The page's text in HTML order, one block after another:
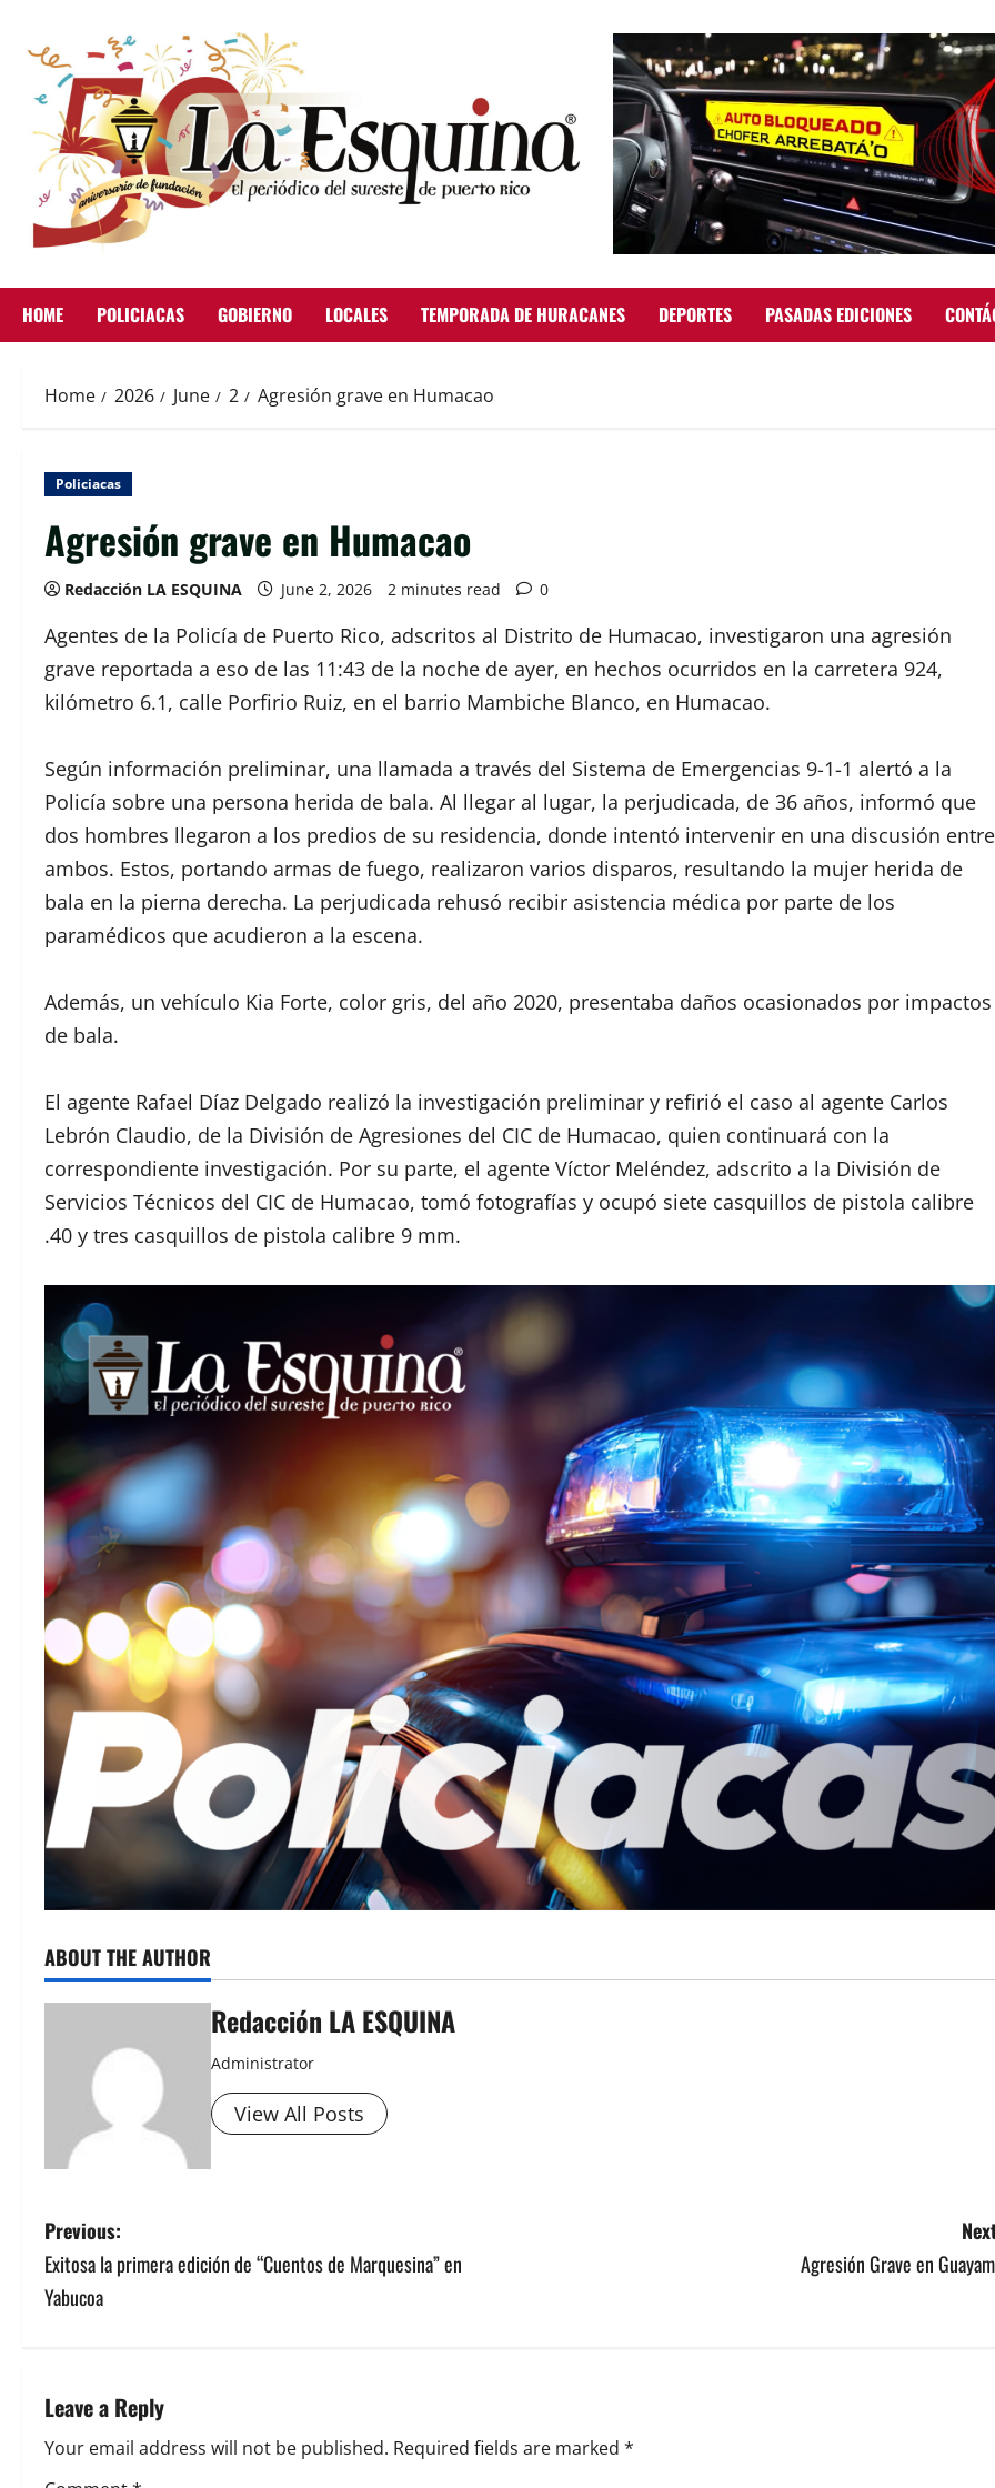
content
HOME POLICIACAS GOBIERNO LOCALES TEMPORADA DE HURACANES DEPORTES PASADAS EDICIONES
Home 2026 June 2 Agresión grave en Humacao
Policiacas
Agresión grave en Humacao
Redacción LA ESQUINA June 2, 2026 2 minutes read 0
Agentes de la Policía de Puerto Rico, adscritos al Distrito de Humacao, investigaron una agresión
grave reportada a eso de las 11:43 de la noche de ayer, en hechos ocurridos en la carretera 924,
kilómetro 6.1, calle Porfirio Ruiz, en el barrio Mambiche Blanco, en Humacao.
Según información preliminar, una llamada a través del Sistema de Emergencias 9-1-1 alertó a la
Policía sobre una persona herida de bala. Al llegar al lugar, la perjudicada, de 36 años, informó que
dos hombres llegaron a los predios de su residencia, donde intentó intervenir en una discusión entre
ambos. Estos, portando armas de fuego, realizaron varios disparos, resultando la mujer herida de
bala en la pierna derecha. La perjudicada rehusó recibir asistencia médica por parte de los
paramédicos que acudieron a la escena.
Además, un vehículo Kia Forte, color gris, del año 2020, presentaba daños ocasionados por impactos
de bala.
El agente Rafael Díaz Delgado realizó la investigación preliminar y refirió el caso al agente Carlos
Lebrón Claudio, de la División de Agresiones del CIC de Humacao, quien continuará con la
correspondiente investigación. Por su parte, el agente Víctor Meléndez, adscrito a la División de
Servicios Técnicos del CIC de Humacao, tomó fotografías y ocupó siete casquillos de pistola calibre
.40 y tres casquillos de pistola calibre 9 mm.
ABOUT THE AUTHOR
Redacción LA ESQUINA
Administrator
View All Posts
P
o
n
a
Previous:
Exitosa la primera edición de “Cuentos de Marquesina” en
Yabucoa
Agresión Grave en
Leave a Reply
Your email address will not be published. Required fields are marked *